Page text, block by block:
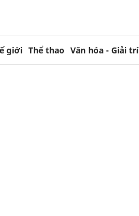
giới Thể thao Văn hóa - Giải trí